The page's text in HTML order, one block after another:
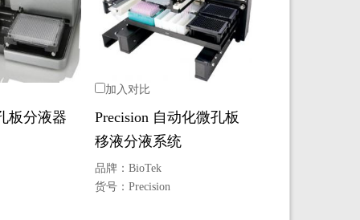
板分液器
加入对比
Precision 自动化微孔板
移液分液系统
品牌： BioTek
货号： Precision